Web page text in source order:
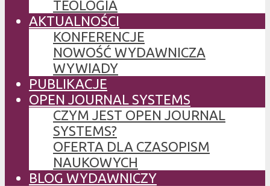
TEOLOGIA
AKTUALNOŚCI
KONFERENCJE
NOWOŚĆ WYDAWNICZA
WYWIADY
PUBLIKACJE
OPEN JOURNAL SYSTEMS
CZYM JEST OPEN JOURNAL
SYSTEMS?
OFERTA DLA CZASOPISM
NAUKOWYCH
BLOG WYDAWNICZY